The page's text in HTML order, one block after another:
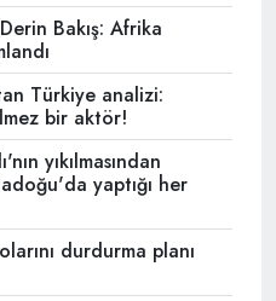
Bakış: Afrika
Türkiye analizi:
bir aktör!
yıkılmasından
yaptığı her
durdurma planı